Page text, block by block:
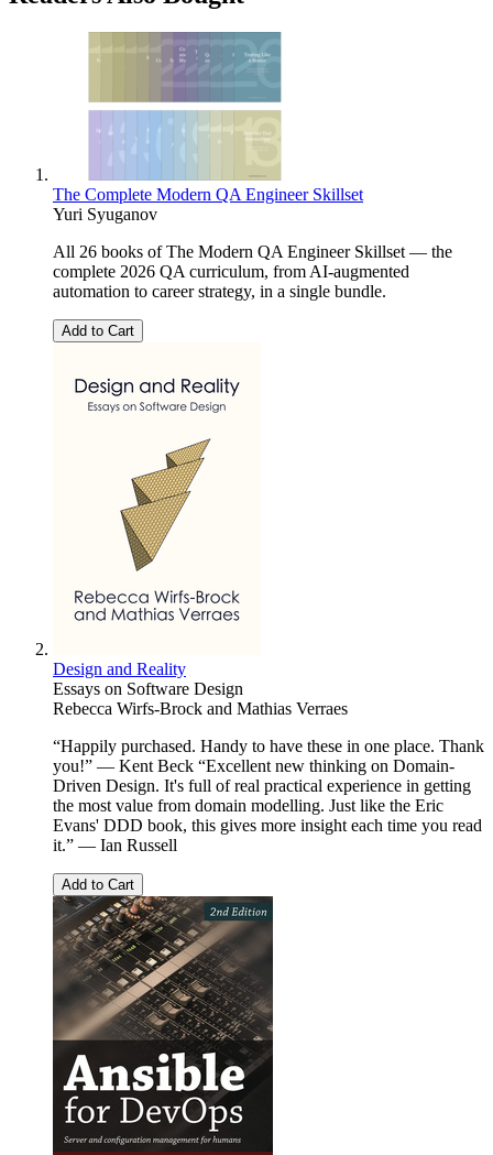
The Complete Modern QA Engineer Skillset
Yuri Syuganov
All 26 books of The Modern QA Engineer Skillset — the
complete 2026 QA curriculum, from AI-augmented
automation to career strategy, in a single bundle.
Add to Cart
Design and Reality
Essays on Software Design
Rebecca Wirfs-Brock and Mathias Verraes
“Happily purchased. Handy to have these in one place. Thank
you!” — Kent Beck “Excellent new thinking on Domain-
Driven Design. It's full of real practical experience in getting
the most value from domain modelling. Just like the Eric
Evans' DDD book, this gives more insight each time you read
it.” — Ian Russell
Add to Cart